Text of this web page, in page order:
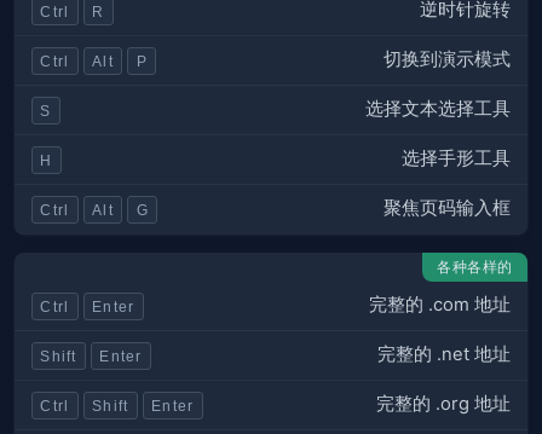
Ctrl R 逆时针旋转
Ctrl Alt P 切换到演示模式
S 选择文本选择工具
H 选择手形工具
Ctrl Alt G 聚焦页码输入框
各种各样的
Ctrl Enter 完整的 .com 地址
Shift Enter 完整的 .net 地址
Ctrl Shift Enter 完整的 .org 地址